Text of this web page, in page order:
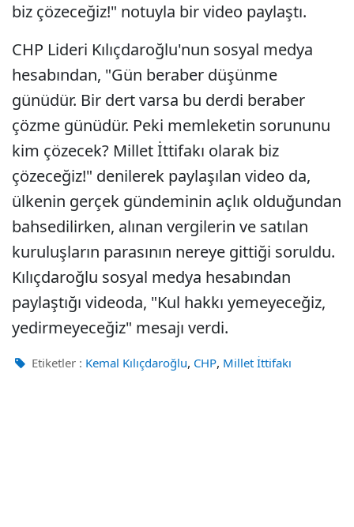
biz çözeceğiz!" notuyla bir video paylaştı.
CHP Lideri Kılıçdaroğlu'nun sosyal medya
hesabından, "Gün beraber düşünme
günüdür. Bir dert varsa bu derdi beraber
çözme günüdür. Peki memleketin sorununu
kim çözecek? Millet İttifakı olarak biz
çözeceğiz!" denilerek paylaşılan video da,
ülkenin gerçek gündeminin açlık olduğundan
bahsedilirken, alınan vergilerin ve satılan
kuruluşların parasının nereye gittiği soruldu.
Kılıçdaroğlu sosyal medya hesabından
paylaştığı videoda, "Kul hakkı yemeyeceğiz,
yedirmeyeceğiz" mesajı verdi.
Etiketler : Kemal Kılıçdaroğlu, CHP, Millet İttifakı